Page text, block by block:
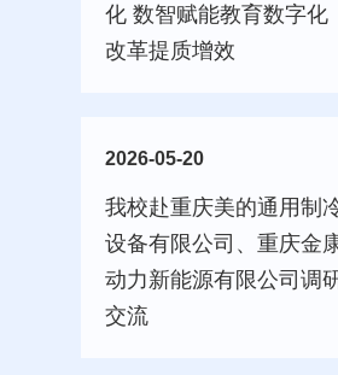
化 数智赋能教育数字化
改革提质增效
2026-05-20
我校赴重庆美的通用制
设备有限公司、重庆金
动力新能源有限公司调
交流